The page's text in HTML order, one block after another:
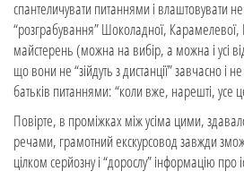
спантеличувати питаннями і влаштовувати
“розграбування” Шоколадної,
майстерень (можна на вибір, а можна і усі
що вони не “зійдуть з дистанції” завчасно і
батьків питаннями: “коли вже, нарешті, усе
Повірте, в проміжках між усіма цими,
речами, грамотний екскурсовод завжди
цілком серйозну і “дорослу” інформацію про